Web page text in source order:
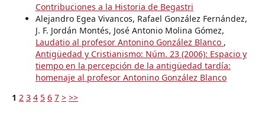
Contribuciones a la Historia de Begastri
Alejandro Egea Vivancos, Rafael González Fernández,
J. F. Jordán Montés, José Antonio Molina Gómez,
Laudatio al profesor Antonino González Blanco ,
Antigüedad y Cristianismo: Núm. 23 (2006): Espacio y
tiempo en la percepción de la antigüedad tardía:
homenaje al profesor Antonino González Blanco
1 2 3 4 5 6 7 > >>